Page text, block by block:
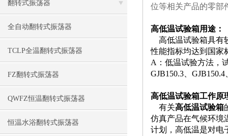
翻转式振荡器
全自动翻转式振荡器
TCLP全温翻转式振荡器
FZ翻转式振荡器
QWFZ恒温翻转式振荡器
恒温水浴翻转式振荡器
位等相关产品的零部
高低温试验箱用途：
高低温试验箱具有
性能指标均达到国家
A：低温试验方法，
GJB150.3、
高低温试验箱工作原
有关高低温试验箱
仿真产品在气候环境
计划，高低温是对电